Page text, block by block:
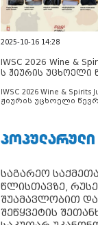
2025-10-16 14:28
IWSC 2026 Wine &
ს ჟიურის უცხოელი
IWSC 2026 Wine & Spirits
ჟიურის უცხოელი
ᲞᲝᲞᲣᲚᲐᲠᲣᲚᲘ
საგარეო
წლისთავზე,
შუამავლობით
შეწყვეტის